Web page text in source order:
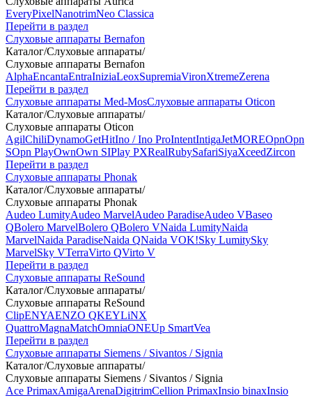
EveryPixelNanotrimNeo Classica
Перейти в раздел
Слуховые аппараты Bernafon
Каталог/Слуховые аппараты/
Слуховые аппараты Bernafon
AlphaEncantaEntraIniziaLeoxSupremiaVironXtremeZerena
Перейти в раздел
Слуховые аппараты Med-MosСлуховые аппараты Oticon
Каталог/Слуховые аппараты/
Слуховые аппараты Oticon
AgilChiliDynamoGetHitIno / Ino ProIntentIntigaJetMOREOpnOpn
SOpn PlayOwnOwn SIPlay PXRealRubySafariSiyaXceedZircon
Перейти в раздел
Слуховые аппараты Phonak
Каталог/Слуховые аппараты/
Слуховые аппараты Phonak
Audeo LumityAudeo MarvelAudeo ParadiseAudeo VBaseo
QBolero MarvelBolero QBolero VNaida LumityNaida
MarvelNaida ParadiseNaida QNaida VOK!Sky LumitySky
MarvelSky VTerraVirto QVirto V
Перейти в раздел
Слуховые аппараты ReSound
Каталог/Слуховые аппараты/
Слуховые аппараты ReSound
ClipENYAENZO QKEYLiNX
QuattroMagnaMatchOmniaONEUp SmartVea
Перейти в раздел
Слуховые аппараты Siemens / Sivantos / Signia
Каталог/Слуховые аппараты/
Слуховые аппараты Siemens / Sivantos / Signia
Ace PrimaxAmigaArenaDigitrimCellion PrimaxInsio binaxInsio